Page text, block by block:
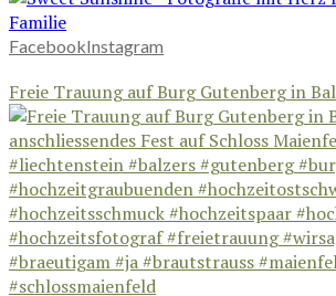
FacebookInstagram
Freie Trauung auf Burg Gutenberg in